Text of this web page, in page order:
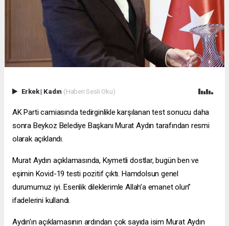
Erkek| Kadın (Haberi Sesli Oku)
AK Parti camiasında tedirginlikle karşılanan test sonucu daha
sonra Beykoz Belediye Başkanı Murat Aydın tarafından resmi
olarak açıklandı.
Murat Aydın açıklamasında, Kıymetli dostlar, bugün ben ve
eşimin Kovid-19 testi pozitif çıktı. Hamdolsun genel
durumumuz iyi. Esenlik dileklerimle Allah’a emanet olun”
ifadelerini kullandı.
Aydın’ın açıklamasının ardından çok sayıda isim Murat Aydın